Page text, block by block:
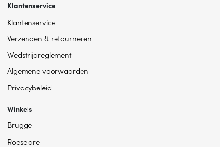
Klantenservice
Klantenservice
Verzenden & retourneren
Wedstrijdreglement
Algemene voorwaarden
Privacybeleid
Winkels
Brugge
Roeselare